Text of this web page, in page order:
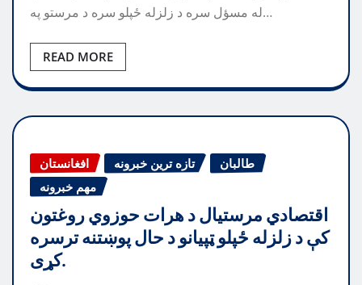
له مسؤل سره د زلزله ځپلو سره د مرستو په…
READ MORE
افغانستان تازه ترین خبرونه
طالبان
مهم خبرونه
اقتصادي مرستیال د هرات حوزوي روغتون
کې د زلزله ځپلو ټپیانو د حال پوښتنه ترسره
کړی.